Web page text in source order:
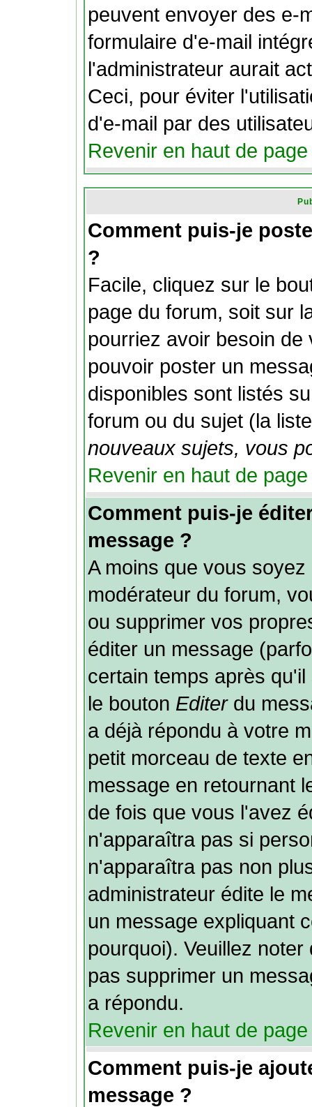
peuvent envoyer des e-
formulaire d'e-mail
l'administrateur aurait
Ceci, pour éviter
d'e-mail par des
Revenir en haut de page
Comment puis-je
?
Facile, cliquez sur le
page du forum, soit sur
pourriez avoir besoin
pouvoir poster un
disponibles sont listés
forum ou du sujet (la
nouveaux sujets, vous
Revenir en haut de page
Comment puis-je
message ?
A moins que vous
modérateur du forum,
ou supprimer vos
éditer un message
certain temps après
le bouton Editerdu
a déjà répondu à votre
petit morceau de texte
message en retournant
de fois que vous l'avez
n'apparaîtra pas si
n'apparaîtra pas non
administrateur édite le
un message expliquant
pourquoi). Veuillez
pas supprimer un
a répondu.
Revenir en haut de page
Comment puis-je
message ?